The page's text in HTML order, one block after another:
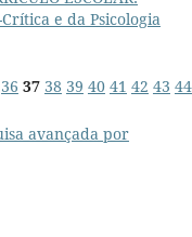
e da Psicologia
36 37 38 39 40 41 42 43 44
avançada por